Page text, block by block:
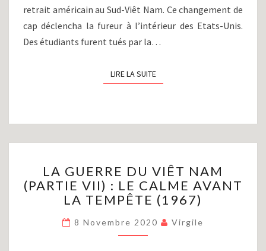
retrait américain au Sud-Viêt Nam. Ce changement de
cap déclencha la fureur à l’intérieur des Etats-Unis.
Des étudiants furent tués par la…
LIRE LA SUITELIRE LA SUITE
GUERRE
DU
VIÊT
(PARTIE
VII)
LA GUERRE DU VIÊT NAM
(PARTIE VII) : LE CALME AVANT
LA TEMPÊTE (1967)
8 Novembre 2020 Virgile